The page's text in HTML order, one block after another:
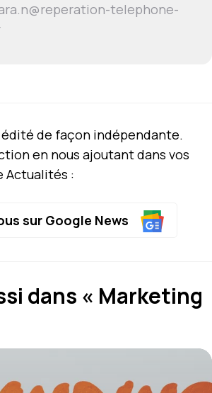
telephone-
édité de façon indépendante.
en nous ajoutant dans vos
Actualités :
sur Google News
dans « Marketing